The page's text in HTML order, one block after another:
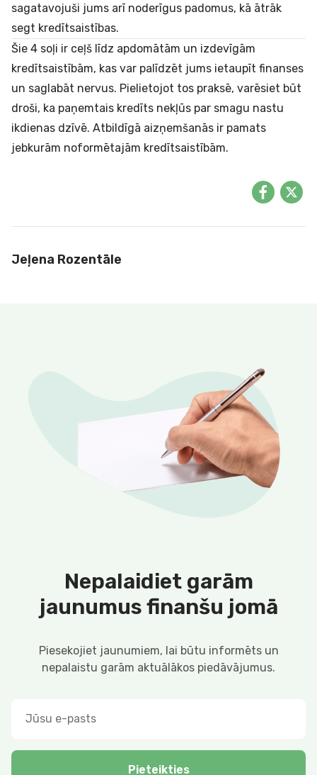
sagatavojuši jums arī noderīgus padomus, kā ātrāk
segt kredītsaistības.
Šie 4 soļi ir ceļš līdz apdomātām un izdevīgām
kredītsaistībām, kas var palīdzēt jums ietaupīt finanses
un saglabāt nervus. Pielietojot tos praksē, varēsiet būt
droši, ka paņemtais kredīts nekļūs par smagu nastu
ikdienas dzīvē. Atbildīgā aizņemšanās ir pamats
jebkurām noformētajām kredītsaistībām.
Jeļena Rozentāle
Nepalaidiet garām
jaunumus finanšu jomā
Piesekojiet jaunumiem, lai būtu informēts un
nepalaistu garām aktuālākos piedāvājumus.
Pieteikties